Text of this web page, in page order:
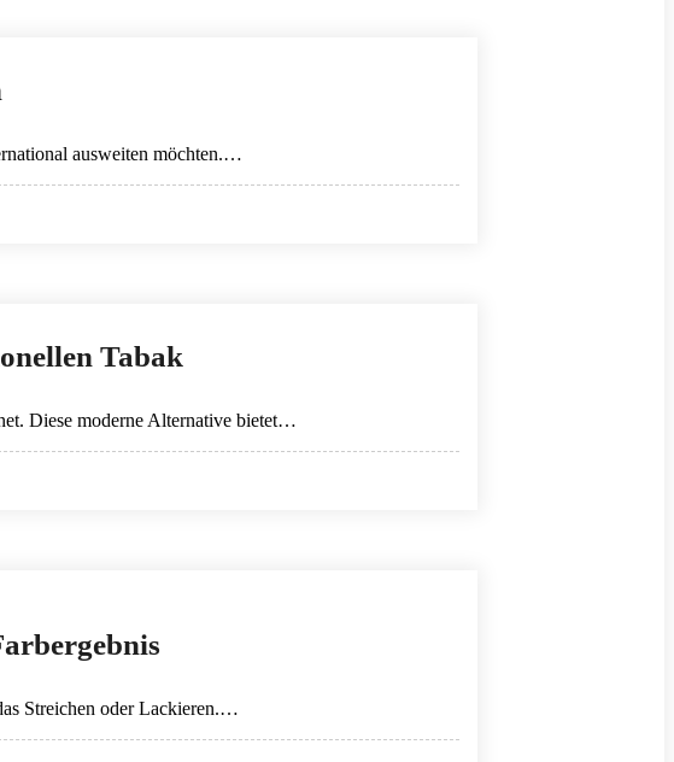
ausweiten möchten.…
Tabak
Diese moderne Alternative bietet…
Streichen oder Lackieren.…